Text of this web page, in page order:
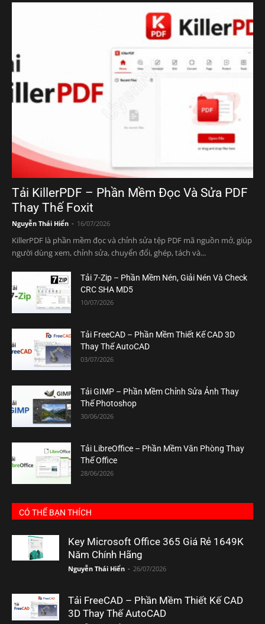
Tải KillerPDF – Phần Mềm Đọc Và Sửa PDF
Thay Thế Foxit
Nguyễn Thái Hiển - 16/07/2026
KillerPDF là phần mềm đọc và chỉnh sửa tệp PDF mã nguồn mở, giúp
người dùng xem, chỉnh sửa, chuyển đổi, ghép, tách và...
Tải 7-Zip – Phần Mềm Nén, Giải Nén Và Check
CRC SHA MD5
10/07/2026
Tải FreeCAD – Phần Mềm Thiết Kế CAD 3D
Thay Thế AutoCAD
03/07/2026
Tải GIMP – Phần Mềm Chỉnh Sửa Ảnh Thay
Thế Photoshop
30/06/2026
Tải LibreOffice – Phần Mềm Văn Phòng Thay
Thế Office
28/06/2026
CÓ THỂ BẠN THÍCH
Key Microsoft Office 365 Giá Rẻ 1649K
Năm Chính Hãng
Nguyễn Thái Hiển - 26/07/2026
Tải FreeCAD – Phần Mềm Thiết Kế CAD
3D Thay Thế AutoCAD